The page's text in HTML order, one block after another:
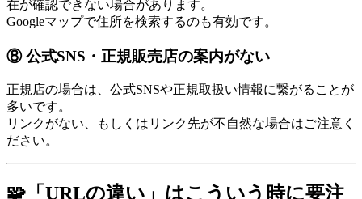
在が確認できない場合があります。
Googleマップで住所を検索するのも有効です。
⑧ 公式SNS・正規販売店の案内がない
正規店の場合は、公式SNSや正規取扱い情報に繋がることが
多いです。
リンクがない、もしくはリンク先が不自然な場合はご注意く
ださい。
🧩「URLの違い」はこういう時に要注